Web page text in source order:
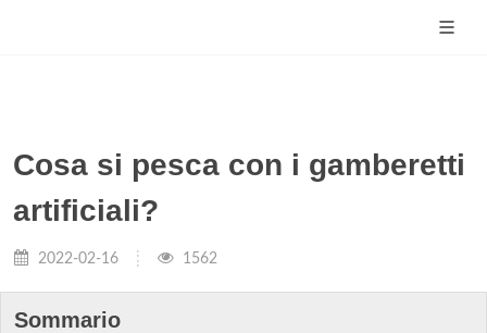
Cosa si pesca con i gamberetti
artificiali?
2022-02-16 1562
Sommario